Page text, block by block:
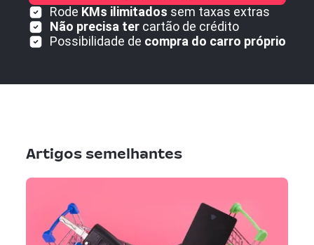
Rode KMs ilimitados sem taxas extras
Não precisa tercartão de crédito
Possibilidade de compra do carro próprio
Artigos semelhantes